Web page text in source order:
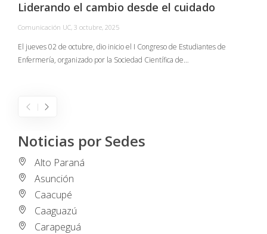
Liderando el cambio desde el cuidado
Comunicación UC, 3 octubre, 2025
El jueves 02 de octubre, dio inicio el I Congreso de Estudiantes de
Enfermería, organizado por la Sociedad Científica de…
Noticias por Sedes
Alto Paraná
Asunción
Caacupé
Caaguazú
Carapeguá